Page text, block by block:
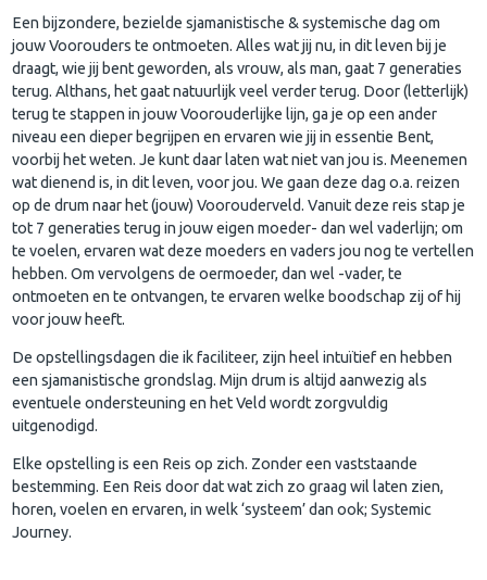
Een bijzondere, bezielde sjamanistische & systemische dag om
jouw Voorouders te ontmoeten. Alles wat jij nu, in dit leven bij je
draagt, wie jij bent geworden, als vrouw, als man, gaat 7 generaties
terug. Althans, het gaat natuurlijk veel verder terug. Door (letterlijk)
terug te stappen in jouw Voorouderlijke lijn, ga je op een ander
niveau een dieper begrijpen en ervaren wie jij in essentie Bent,
voorbij het weten. Je kunt daar laten wat niet van jou is. Meenemen
wat dienend is, in dit leven, voor jou. We gaan deze dag o.a. reizen
op de drum naar het (jouw) Voorouderveld. Vanuit deze reis stap je
tot 7 generaties terug in jouw eigen moeder- dan wel vaderlijn; om
te voelen, ervaren wat deze moeders en vaders jou nog te vertellen
hebben. Om vervolgens de oermoeder, dan wel -vader, te
ontmoeten en te ontvangen, te ervaren welke boodschap zij of hij
voor jouw heeft.
De opstellingsdagen die ik faciliteer, zijn heel intuïtief en hebben
een sjamanistische grondslag. Mijn drum is altijd aanwezig als
eventuele ondersteuning en het Veld wordt zorgvuldig
uitgenodigd.
Elke opstelling is een Reis op zich. Zonder een vaststaande
bestemming. Een Reis door dat wat zich zo graag wil laten zien,
horen, voelen en ervaren, in welk ‘systeem’ dan ook; Systemic
Journey.